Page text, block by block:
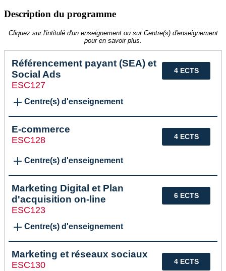
Description du programme
Cliquez sur l'intitulé d'un enseignement ou sur Centre(s) d'enseignement
pour en savoir plus.
4 ECTS
Référencement payant (SEA) et
Social Ads
ESC127
Centre(s) d'enseignement
4 ECTS
E-commerce
ESC128
Centre(s) d'enseignement
6 ECTS
Marketing Digital et Plan
d'acquisition on-line
ESC123
Centre(s) d'enseignement
4 ECTS
Marketing et réseaux sociaux
ESC130